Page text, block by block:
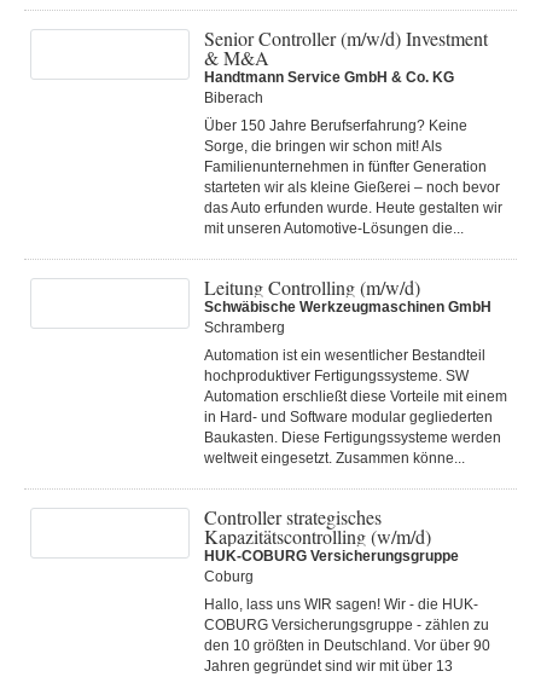
Senior Controller (m/w/d) Investment
& M&A
Handtmann Service GmbH & Co. KG
Biberach
Über 150 Jahre Berufserfahrung? Keine
Sorge, die bringen wir schon mit! Als
Familienunternehmen in fünfter Generation
starteten wir als kleine Gießerei – noch bevor
das Auto erfunden wurde. Heute gestalten wir
mit unseren Automotive-Lösungen die...
Leitung Controlling (m/w/d)
Schwäbische Werkzeugmaschinen GmbH
Schramberg
Automation ist ein wesentlicher Bestandteil
hochproduktiver Fertigungssysteme. SW
Automation erschließt diese Vorteile mit einem
in Hard- und Software modular gegliederten
Baukasten. Diese Fertigungs­systeme werden
weltweit eingesetzt. Zusammen könne...
Controller strategisches
Kapazitätscontrolling (w/m/d)
HUK-COBURG Versicherungsgruppe
Coburg
Hallo, lass uns WIR sagen! Wir - die HUK-
COBURG Versicherungsgruppe - zählen zu
den 10 größten in Deutschland. Vor über 90
Jahren gegründet sind wir mit über 13